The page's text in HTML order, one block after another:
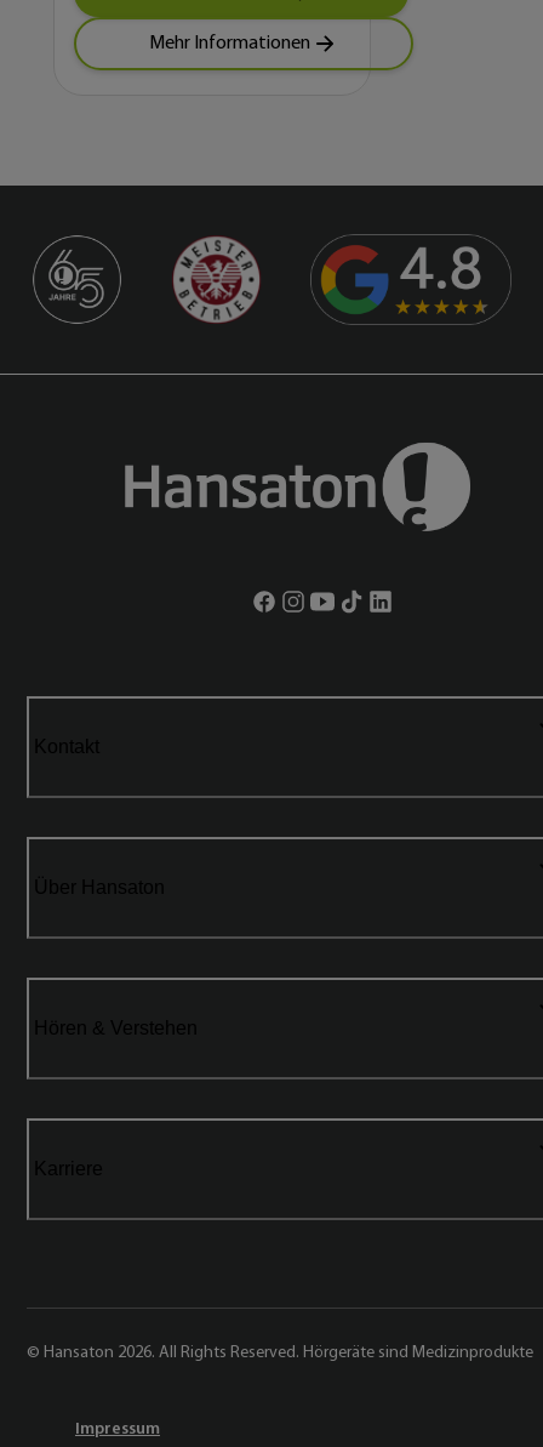
Mehr Informationen
Kontakt
Über Hansaton
Hören & Verstehen
Karriere
© Hansaton 2026. All Rights Reserved. Hörgeräte sind Medizinprodukte
Impressum